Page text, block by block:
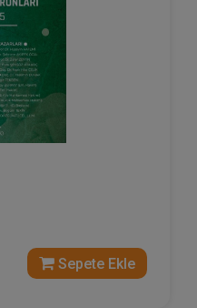
Sepete Ekle